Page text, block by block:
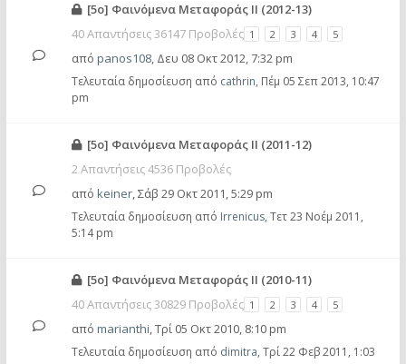
[5ο] Φαινόμενα Μεταφοράς ΙΙ (2012-13)
40 Απαντήσεις 36147 Προβολές 1 2 3 4 5
από panos108, Δευ 08 Οκτ 2012, 7:32 pm
Τελευταία δημοσίευση από cathrin, Πέμ 05 Σεπ 2013, 10:47
pm
[5ο] Φαινόμενα Μεταφοράς ΙΙ (2011-12)
2 Απαντήσεις 4536 Προβολές
από keiner,Σάβ 29 Οκτ 2011, 5:29 pm
Τελευταία δημοσίευση από Irrenicus, Τετ 23 Νοέμ 2011,
5:14 pm
[5ο] Φαινόμενα Μεταφοράς ΙΙ (2010-11)
40 Απαντήσεις 30829 Προβολές 1 2 3 4 5
από marianthi,Τρί 05 Οκτ 2010, 8:10 pm
Τελευταία δημοσίευση από dimitra, Τρί 22 Φεβ 2011, 1:03